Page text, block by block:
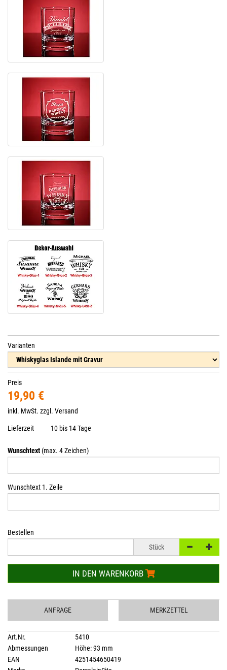
Varianten
Preis
19,90 €
inkl. MwSt. zzgl. Versand
Lieferzeit 10 bis 14 Tage
Wunschtext(max. 4 Zeichen)
Wunschtext 1. Zeile
Bestellen
Stück
IN DEN WARENKORB
ANFRAGE MERKZETTEL
Art.Nr.
5410
Abmessungen
Höhe: 93 mm
EAN
4251454650419